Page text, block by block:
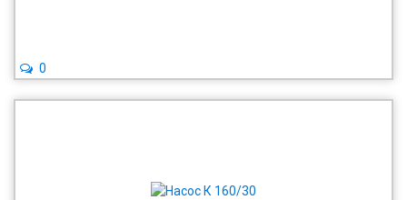
0